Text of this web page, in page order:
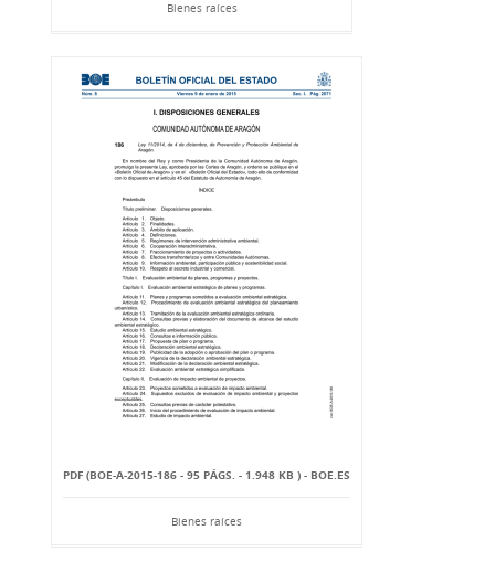
Bienes raíces
PDF (BOE-A-2015-186 - 95 PÁGS. - 1.948 KB ) - BOE.ES
Bienes raíces